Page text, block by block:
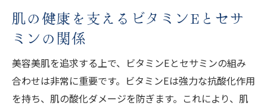
肌の健康を支えるビタミンEとセサ
ミンの関係
美容美肌を追求する上で、ビタミンEとセサミンの組み
合わせは非常に重要です。ビタミンEは強力な抗酸化作用
を持ち、肌の酸化ダメージを防ぎます。これにより、肌